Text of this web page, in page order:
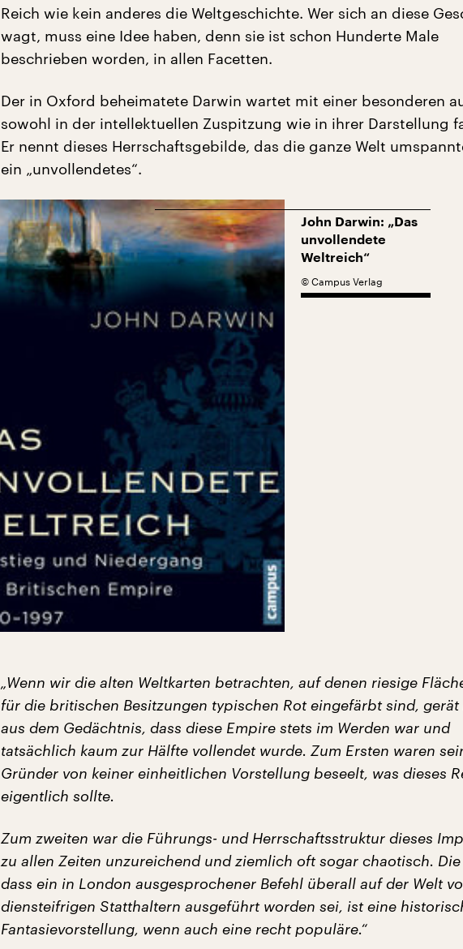
Reich wie kein anderes die Weltgeschichte. Wer sich an diese
wagt, muss eine Idee haben, denn sie ist schon Hunderte Male
beschrieben worden, in allen Facetten.
Der in Oxford beheimatete Darwin wartet mit einer besonderen
sowohl in der intellektuellen Zuspitzung wie in ihrer Darstellung
Er nennt dieses Herrschaftsgebilde, das die ganze Welt
ein „unvollendetes“.
John Darwin: „Das
unvollendete
Weltreich“
© Campus Verlag
„Wenn wir die alten Weltkarten betrachten, auf denen riesige
für die britischen Besitzungen typischen Rot eingefärbt sind,
aus dem Gedächtnis, dass diese Empire stets im Werden war und
tatsächlich kaum zur Hälfte vollendet wurde. Zum Ersten waren
Gründer von keiner einheitlichen Vorstellung beseelt, was dieses
eigentlich sollte.
Zum zweiten war die Führungs- und Herrschaftsstruktur dieses
zu allen Zeiten unzureichend und ziemlich oft sogar chaotisch.
dass ein in London ausgesprochener Befehl überall auf der Welt
diensteifrigen Statthaltern ausgeführt worden sei, ist eine
Fantasievorstellung, wenn auch eine recht populäre.“